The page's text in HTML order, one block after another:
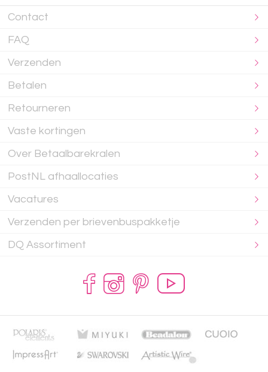
Contact
FAQ
Verzenden
Betalen
Retourneren
Vaste kortingen
Over Betaalbarekralen
PostNL afhaallocaties
Vacatures
Verzenden per brievenbuspakketje
DQ Assortiment